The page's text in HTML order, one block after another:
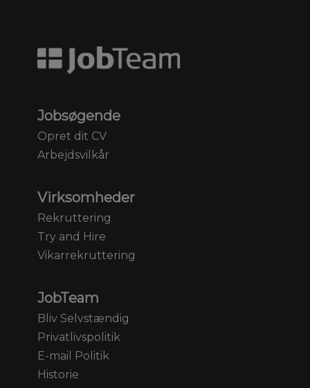
Jobsøgende
Opret dit CV
Arbejdsvilkår
Virksomheder
Rekruttering
Try and Hire
Vikarrekruttering
JobTeam
Bliv Selvstændig
Privatlivspolitik
E-mail Politik
Historie